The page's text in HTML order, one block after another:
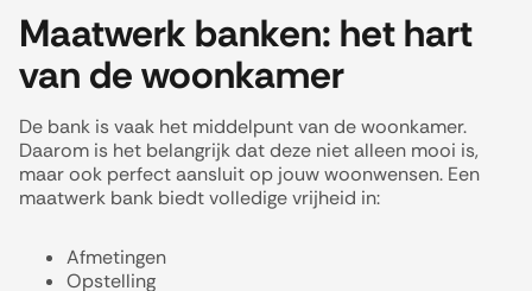
Maatwerk banken: het hart
van de woonkamer
De bank is vaak het middelpunt van de woonkamer.
Daarom is het belangrijk dat deze niet alleen mooi is,
maar ook perfect aansluit op jouw woonwensen. Een
maatwerk bank biedt volledige vrijheid in:
Afmetingen
Opstelling